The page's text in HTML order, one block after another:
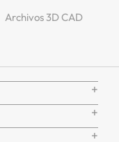
Archivos 3D CAD